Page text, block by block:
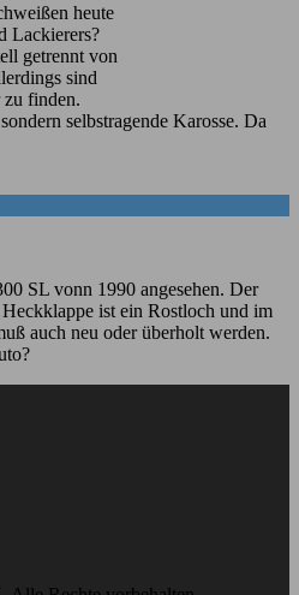
heute
Lackierers?
getrennt von
sind
finden.
selbstragende Karosse. Da
SL vonn 1990 angesehen. Der
ist ein Rostloch und im
auch neu oder überholt werden.